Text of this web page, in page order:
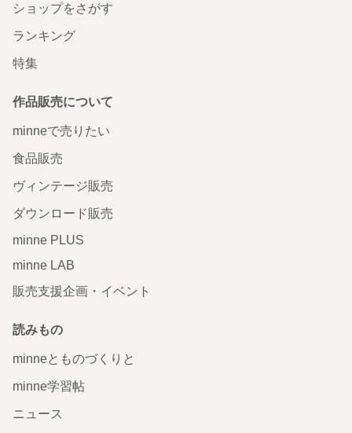
ショップをさがす
ランキング
特集
作品販売について
minneで売りたい
食品販売
ヴィンテージ販売
ダウンロード販売
minne PLUS
minne LAB
販売支援企画・イベント
読みもの
minneとものづくりと
minne学習帖
ニュース